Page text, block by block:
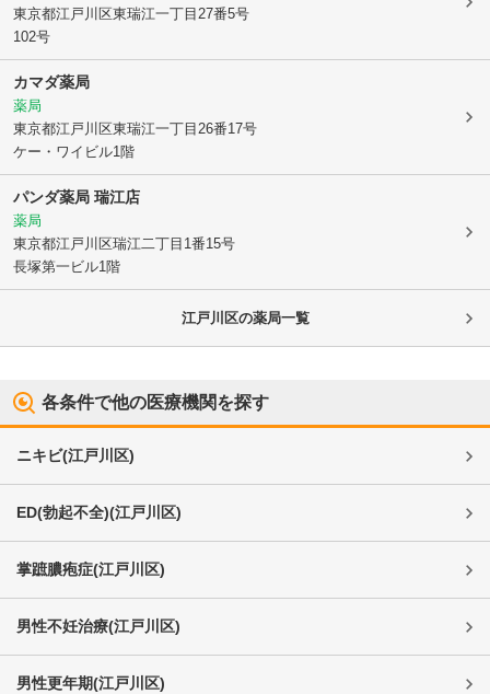
東京都江戸川区東瑞江一丁目27番5号
102号
カマダ薬局
薬局
東京都江戸川区東瑞江一丁目26番17号
ケー・ワイビル1階
パンダ薬局 瑞江店
薬局
東京都江戸川区瑞江二丁目1番15号
長塚第一ビル1階
江戸川区の薬局一覧
各条件で他の医療機関を探す
ニキビ(江戸川区)
ED(勃起不全)(江戸川区)
掌蹠膿疱症(江戸川区)
男性不妊治療(江戸川区)
男性更年期(江戸川区)